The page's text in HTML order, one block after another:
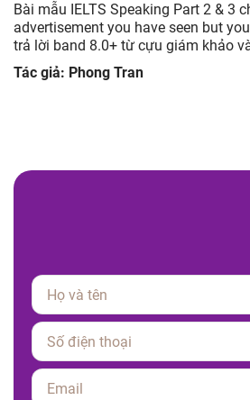
Bài mẫu IELTS Speaking Part 2 & 3
advertisement you have seen but
trả lời band 8.0+ từ cựu giám khảo
giúp luyện tập hiệu quả.
Tác giả: Phong Tran